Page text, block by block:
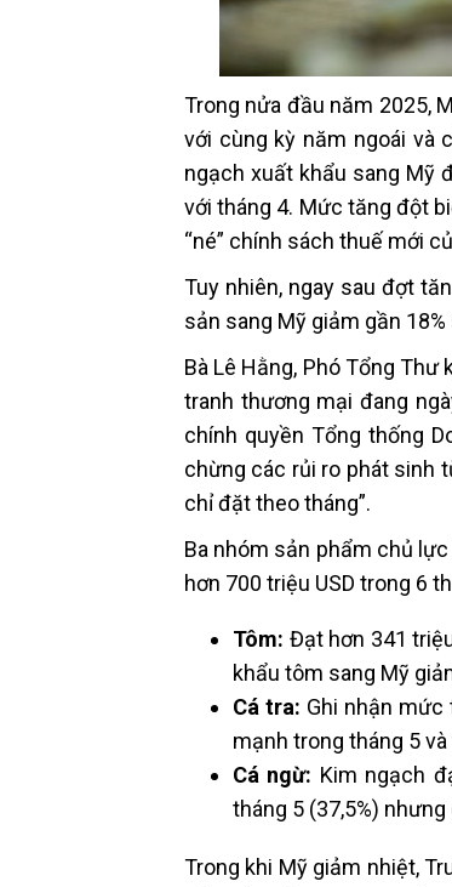
Trong nửa đầu năm 2025,
với cùng kỳ năm ngoái và
ngạch xuất khẩu sang Mỹ
với tháng 4. Mức tăng đột
“né” chính sách thuế mới
Tuy nhiên, ngay sau đợt
sản sang Mỹ giảm gần
Bà Lê Hằng, Phó Tổng Thư
tranh thương mại đang
chính quyền Tổng thống
chừng các rủi ro phát sinh
chỉ đặt theo tháng”.
Ba nhóm sản phẩm chủ
hơn 700 triệu USD trong 6
Tôm: Đạt hơn 341
khẩu tôm sang Mỹ
Cá tra: Ghi nhận mức
mạnh trong tháng 5
Cá ngừ: Kim ngạch
tháng 5 (37,5%)
Trong khi Mỹ giảm nhiệt,